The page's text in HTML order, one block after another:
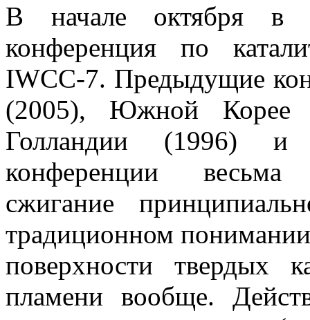
В начале октября в
конференция по
IWCC-7. Предыдущие
(2005), Южной
Голландии (1996) и
конференции весьма
сжигание
традиционном
поверхности твердых
пламени вообще.